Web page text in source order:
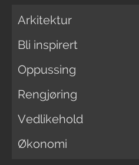
Arkitektur
Bli inspirert
Oppussing
Rengjøring
Vedlikehold
Økonomi